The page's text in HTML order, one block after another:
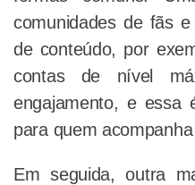
comunidades de fãs
de conteúdo, por
contas de nível
engajamento, e essa
para quem
Em seguida, outra